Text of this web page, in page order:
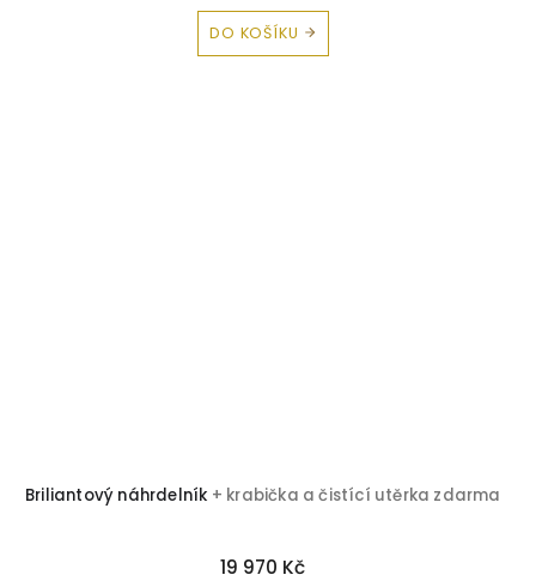
DO KOŠÍKU
Briliantový náhrdelník + krabička a čistící utěrka zdarma
19 970 Kč